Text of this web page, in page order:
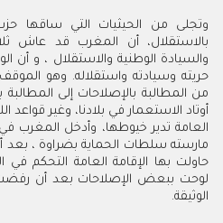
وتجلى من الحيثيات التي ساقها
بالاستقلال، أن المغرب قد عاش
والسيادة الوطنية والاستقلال ، و
حريته وسيادته واستقلاله. وهو
من المطالبة بالإصلاحات إلى المطالبة
أوتاد الاستعمار في بلادنا، وغير قواعد
العامة تدير خيوطها، وأدخل المغرب
مارسته سلطات الحماية بضراوة ،
حاولت بها الإقامة العامة التحكم في
لوحت ببعض الإصلاحات بعد أن
الوثيقة.